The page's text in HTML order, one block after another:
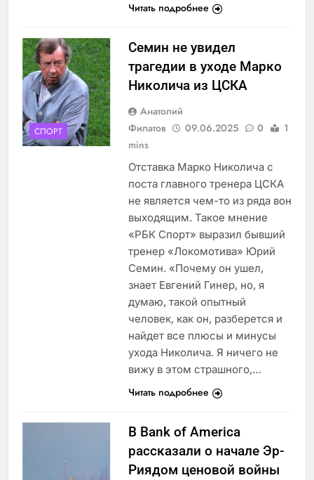
Читать подробнее
СПОРТ
Семин не увидел
трагедии в уходе Марко
Николича из ЦСКА
Анатолий
Филатов
09.06.2025 0
1
mins
Отставка Марко Николича с
поста главного тренера ЦСКА
не является чем-то из ряда вон
выходящим. Такое мнение
«РБК Спорт» выразил бывший
тренер «Локомотива» Юрий
Семин. «Почему он ушел,
знает Евгений Гинер, но, я
думаю, такой опытный
человек, как он, разберется и
найдет все плюсы и минусы
ухода Николича. Я ничего не
вижу в этом страшного,…
Читать подробнее
В Bank of America
рассказали о начале Эр-
Риядом ценовой войны